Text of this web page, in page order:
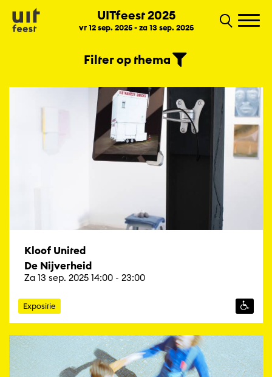
UITfeest 2025
vr 12 sep. 2025 - za 13 sep. 2025
ProgrammaFilter op thema
Kloof United
De Nijverheid
Za 13 sep. 2025 14:00 - 23:00
Expositie